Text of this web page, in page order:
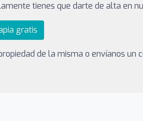
tienes que darte de alta en
gratis
de la misma o envíanos un